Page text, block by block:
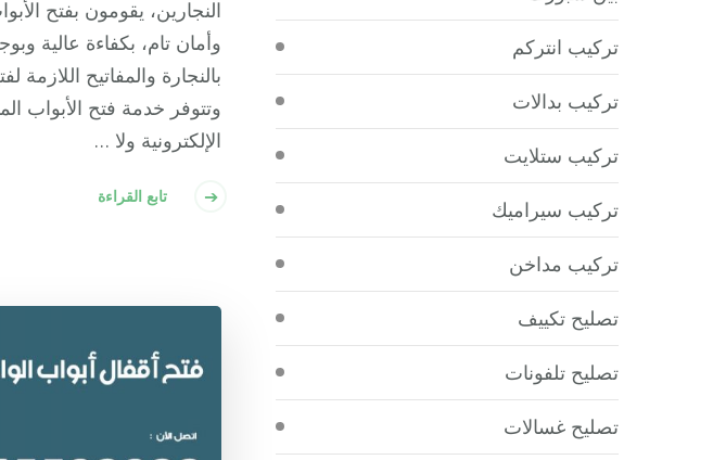
النجارين، يقومون بفتح
وأمان تام، بكفاءة عالية
بالنجارة والمفاتيح اللازمة
وتتوفر خدمة فتح الأبواب
الإلكترونية ولا …
تابع القراءة
تركيب انتركم
تركيب بدالات
تركيب ستلايت
تركيب سيراميك
تركيب مداخن
تصليح تكييف
تصليح تلفونات
تصليح غسالات